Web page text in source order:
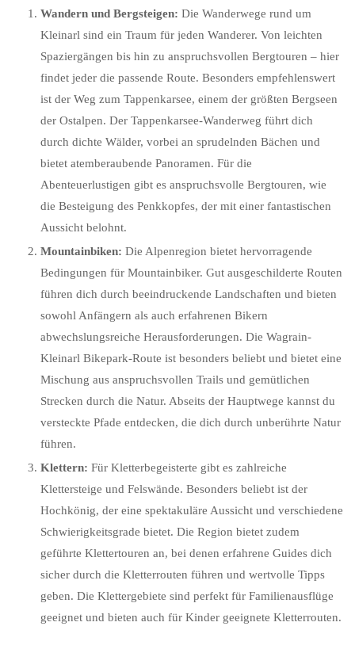
Wandern und Bergsteigen: Die Wanderwege rund um
Kleinarl sind ein Traum für jeden Wanderer. Von leichten
Spaziergängen bis hin zu anspruchsvollen Bergtouren – hier
findet jeder die passende Route. Besonders empfehlenswert
ist der Weg zum Tappenkarsee, einem der größten Bergseen
der Ostalpen. Der Tappenkarsee-Wanderweg führt dich
durch dichte Wälder, vorbei an sprudelnden Bächen und
bietet atemberaubende Panoramen. Für die
Abenteuerlustigen gibt es anspruchsvolle Bergtouren, wie
die Besteigung des Penkkopfes, der mit einer fantastischen
Aussicht belohnt.
Mountainbiken: Die Alpenregion bietet hervorragende
Bedingungen für Mountainbiker. Gut ausgeschilderte Routen
führen dich durch beeindruckende Landschaften und bieten
sowohl Anfängern als auch erfahrenen Bikern
abwechslungsreiche Herausforderungen. Die Wagrain-
Kleinarl Bikepark-Route ist besonders beliebt und bietet eine
Mischung aus anspruchsvollen Trails und gemütlichen
Strecken durch die Natur. Abseits der Hauptwege kannst du
versteckte Pfade entdecken, die dich durch unberührte Natur
führen.
Klettern: Für Kletterbegeisterte gibt es zahlreiche
Klettersteige und Felswände. Besonders beliebt ist der
Hochkönig, der eine spektakuläre Aussicht und verschiedene
Schwierigkeitsgrade bietet. Die Region bietet zudem
geführte Klettertouren an, bei denen erfahrene Guides dich
sicher durch die Kletterrouten führen und wertvolle Tipps
geben. Die Klettergebiete sind perfekt für Familienausflüge
geeignet und bieten auch für Kinder geeignete Kletterrouten.